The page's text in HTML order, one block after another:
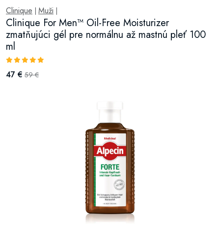
Clinique Muži
Clinique For Men™ Oil-Free Moisturizer
zmatňujúci gél pre normálnu až mastnú pleť 100
ml
47 € 59 €